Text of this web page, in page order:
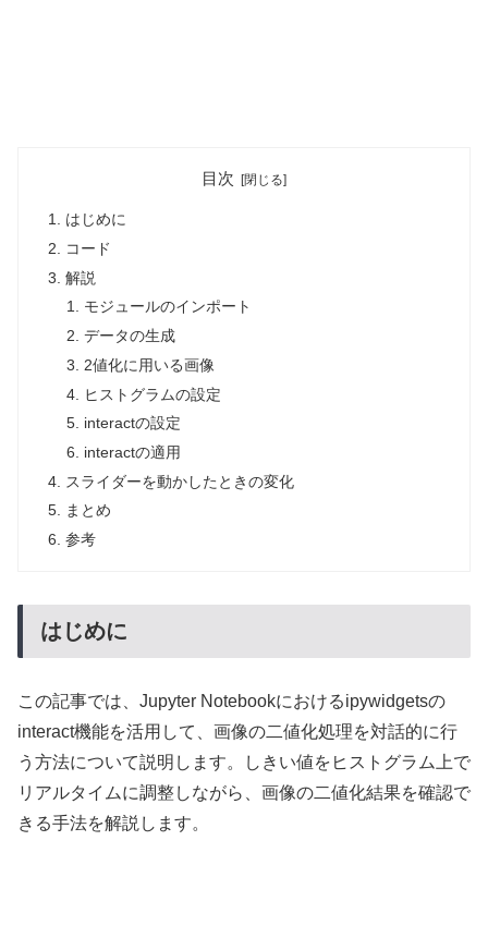
目次
はじめに
コード
解説
モジュールのインポート
データの生成
2値化に用いる画像
ヒストグラムの設定
interactの設定
interactの適用
スライダーを動かしたときの変化
まとめ
参考
はじめに
この記事では、Jupyter Notebookにおけるipywidgetsの
interact機能を活用して、画像の二値化処理を対話的に行
う方法について説明します。しきい値をヒストグラム上で
リアルタイムに調整しながら、画像の二値化結果を確認で
きる手法を解説します。